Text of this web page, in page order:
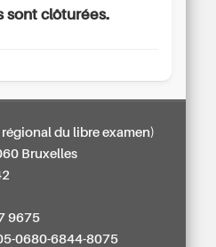
sont clôturées.
du libre examen)
Bruxelles
9675
0680-6844-8075